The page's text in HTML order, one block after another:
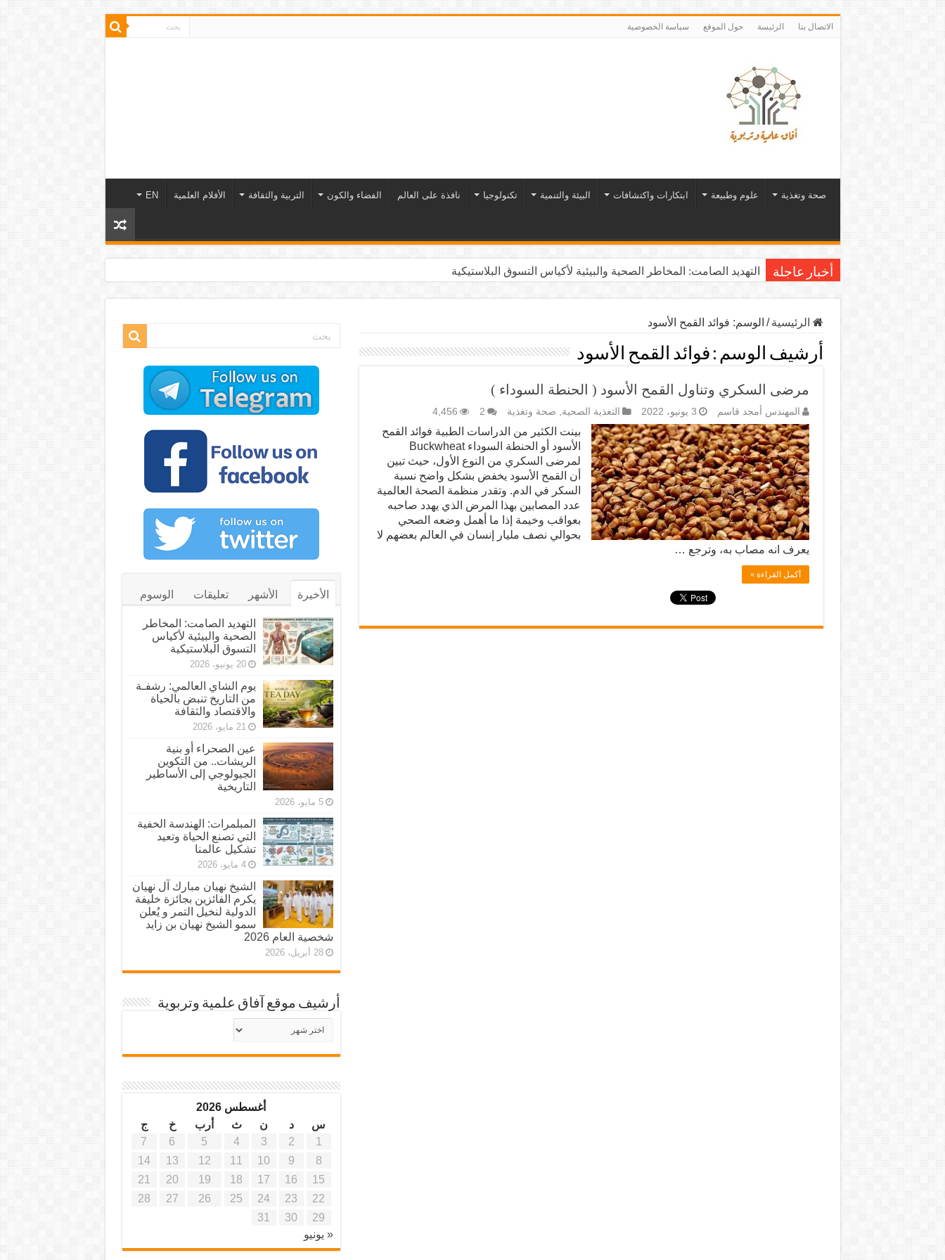
الاتصال بنا الرئيسة حول الموقع سياسة الخصوصية
صحة وتغذية علوم وطبيعة ابتكارات واكتشافات البيئة والتنمية تكنولوجيا نافذة على العالم الفضاء والكون التربية والثقافة الأفلام العلمية EN
أخبار عاجلة التهديد الصامت: المخاطر الصحية والبيئية لأكياس التسوق البلاستيكية
الرئيسية / الوسم: فوائد القمح الأسود
أرشيف الوسم : فوائد القمح الأسود
مرضى السكري وتناول القمح الأسود ( الحنطة السوداء )
المهندس أمجد قاسم 3 يونيو، 2022 التغذية الصحية, صحة وتغذية 2
4,456
بينت الكثير من الدراسات الطبية فوائد القمح
الأسود أو الحنطة السوداء Buckwheat
لمرضى السكري من النوع الأول، حيث تبين
أن القمح الأسود يخفض بشكل واضح نسبة
السكر في الدم. وتقدر منظمة الصحة العالمية
عدد المصابين بهذا المرض الذي يهدد صاحبه
بعواقب وخيمة إذا ما أهمل وضعه الصحي
بحوالي نصف مليار إنسان في العالم بعضهم لا
يعرف انه مصاب به، وترجع …
أكمل القراءة »
الأخيرة الأشهر تعليقات الوسوم
التهديد الصامت: المخاطر
الصحية والبيئية لأكياس
التسوق البلاستيكية
20 يونيو، 2026
يوم الشاي العالمي: رشفـة
من التاريخ تنبض بالحياة
والاقتصاد والثقافة
21 مايو، 2026
عين الصحراء أو بنية
الريشات.. من التكوين
الجيولوجي إلى الأساطير
التاريخية
5 مايو، 2026
المبلمرات: الهندسة الخفية
التي تصنع الحياة وتعيد
تشكيل عالمنا
4 مايو، 2026
الشيخ نهيان مبارك آل نهيان
يكرم الفائزين بجائزة خليفة
الدولية لنخيل التمر و يُعلن
سمو الشيخ نهيان بن زايد
شخصية العام 2026
28 أبريل، 2026
أرشيف موقع آفاق علمية وتربوية
أرشيف
موقع
أغسطس 2026
س
د ن ث أرب خ
ج
1
2
3
4
5
6
7
8
9
10
11
12
13
14
15
16
17
18
19
20
21
22
23
24
25
26
27
28
29
30
31
« يونيو